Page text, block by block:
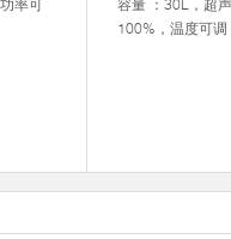
率可
容量 ：30L，超
100%，温度可